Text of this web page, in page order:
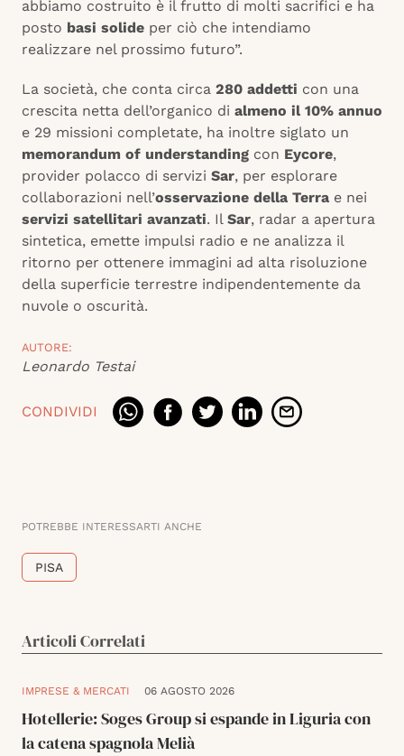
abbiamo costruito è il frutto di molti sacrifici e ha
posto basi solide per ciò che intendiamo
realizzare nel prossimo futuro”.
La società, che conta circa 280 addetti con una
crescita netta dell’organico di almeno il 10% annuo
e 29 missioni completate, ha inoltre siglato un
memorandum of understanding con Eycore,
provider polacco di servizi Sar, per esplorare
collaborazioni nell’osservazione della Terra e nei
servizi satellitari avanzati. Il Sar, radar a apertura
sintetica, emette impulsi radio e ne analizza il
ritorno per ottenere immagini ad alta risoluzione
della superficie terrestre indipendentemente da
nuvole o oscurità.
AUTORE:
Leonardo Testai
CONDIVIDI
POTREBBE INTERESSARTI ANCHE
PISA
Articoli Correlati
IMPRESE & MERCATI 06 AGOSTO 2026
Hotellerie: Soges Group si espande in Liguria con
la catena spagnola Melià